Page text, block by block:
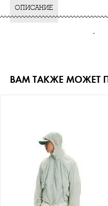
ОПИСАНИЕ
-
ВАМ ТАКЖЕ МОЖЕТ